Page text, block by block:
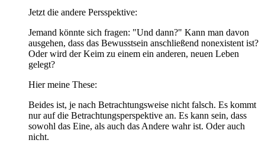
Jetzt die andere Persspektive:
Jemand könnte sich fragen: "Und dann?" Kann man davon
ausgehen, dass das Bewusstsein anschließend nonexistent ist?
Oder wird der Keim zu einem ein anderen, neuen Leben
gelegt?
Hier meine These:
Beides ist, je nach Betrachtungsweise nicht falsch. Es kommt
nur auf die Betrachtungsperspektive an. Es kann sein, dass
sowohl das Eine, als auch das Andere wahr ist. Oder auch
nicht.